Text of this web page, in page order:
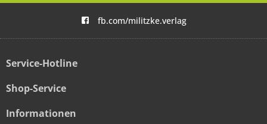
fb.com/militzke.verlag
Service-Hotline
Shop-Service
Informationen